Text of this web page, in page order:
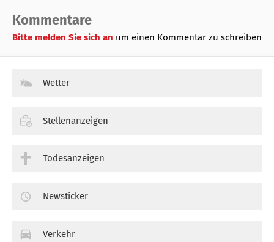
Kommentare
Bitte melden Sie sich an um einen Kommentar zu schreiben
Wetter
Stellenanzeigen
Todesanzeigen
Newsticker
Verkehr